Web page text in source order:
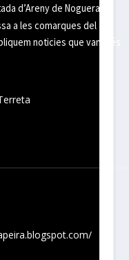
d’Areny de Noguera,
a les comarques del
noticies que van més